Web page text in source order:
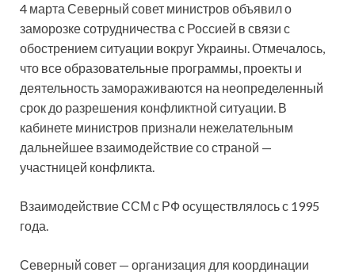
4 марта Северный совет министров объявил о
заморозке сотрудничества с Россией в связи с
обострением ситуации вокруг Украины. Отмечалось,
что все образовательные программы, проекты и
деятельность замораживаются на неопределенный
срок до разрешения конфликтной ситуации. В
кабинете министров признали нежелательным
дальнейшее взаимодействие со страной —
участницей конфликта.
Взаимодействие ССМ с РФ осуществлялось с 1995
года.
Северный совет — организация для координации